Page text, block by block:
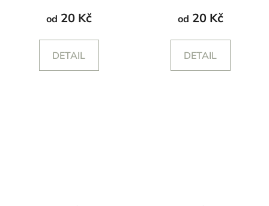
od 20 Kč
DETAIL
od 20 Kč
DETAIL